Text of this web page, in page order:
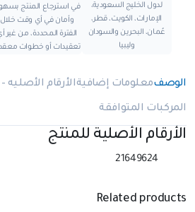
لدول الخليج السعودية،
الإمارات، الكويت، قطر،
عُمان، البحرين والسودان
وليبيا
في استرجاع المنتج بسهولة
وأمان في أي وقت خلال
الفترة المحددة، من غير أي
تعقيدات أو خطوات معقدة.
الوصفمعلومات إضافيةالأرقام الأصليه – OEM Numbers
المركبات المتوافقة
الأرقام الأصلية للمنتج
21649624
Related products